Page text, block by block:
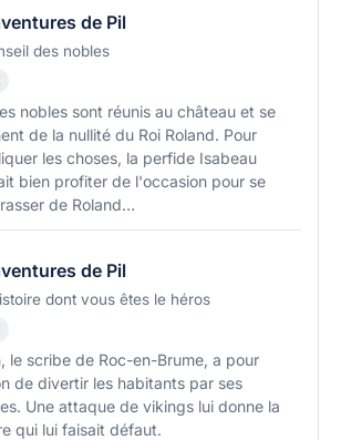
de Pil
des nobles
nobles sont réunis au château et se
de la nullité du Roi Roland. Pour
les choses, la perfide Isabeau
bien profiter de l'occasion pour se
de Roland…
de Pil
dont vous êtes le héros
le scribe de Roc-en-Brume, a pour
de divertir les habitants par ses
Une attaque de vikings lui donne la
qui lui faisait défaut.